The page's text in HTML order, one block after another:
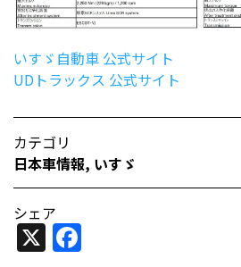
いすゞ自動車 公式サイト
UDトラックス 公式サイト
カテゴリ
日本車情報​, いすゞ
シェア
X